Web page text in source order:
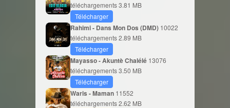
téléchargements3.81 MB
Télécharger
Rahimi - Dans Mon Dos (DMD) 10022
téléchargements2.89 MB
Télécharger
Mayasso - Akuntè Chalélé 13076
téléchargements3.50 MB
Télécharger
Waris - Maman 11552
téléchargements2.62 MB